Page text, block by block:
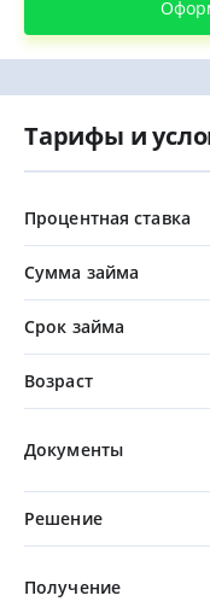
Тарифы и
Процентная ставка
Сумма займа
Срок займа
Возраст
Документы
Решение
Получение